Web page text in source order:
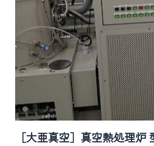
［大亜真空］真空熱処理炉